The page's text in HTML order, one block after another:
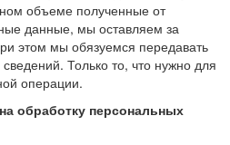
объеме полученные от
данные, мы оставляем за
этом мы обязуемся передавать
Только то, что нужно для
операции.
обработку персональных